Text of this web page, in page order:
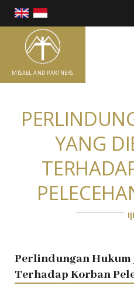
MISAEL AND PARTNERS
YANG
Perlindungan Hukum
Terhadap Korban